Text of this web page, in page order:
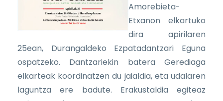
Amorebieta-
Etxanon elkartuko
dira apirilaren
25ean, Durangaldeko Ezpatadantzari Eguna
ospatzeko. Dantzariekin batera Gerediaga
elkarteak koordinatzen du jaialdia, eta udalaren
laguntza ere badute. Erakustaldia egiteaz